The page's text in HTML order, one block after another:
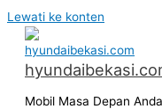
Lewati ke konten
Mobil Masa Depan Anda